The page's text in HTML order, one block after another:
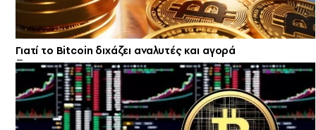
Γιατί το Bitcoin διχάζει αναλυτές και αγορά